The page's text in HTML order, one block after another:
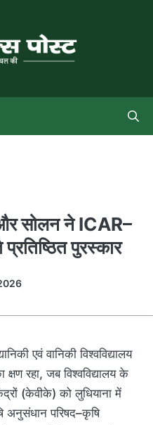
सोलन ने ICAR–
पुरस्कार
एवं वानिकी विश्वविद्यालय
रहा, जब विश्वविद्यालय के
(केवीके) को लुधियाना में
अनुसंधान परिषद–कृषि